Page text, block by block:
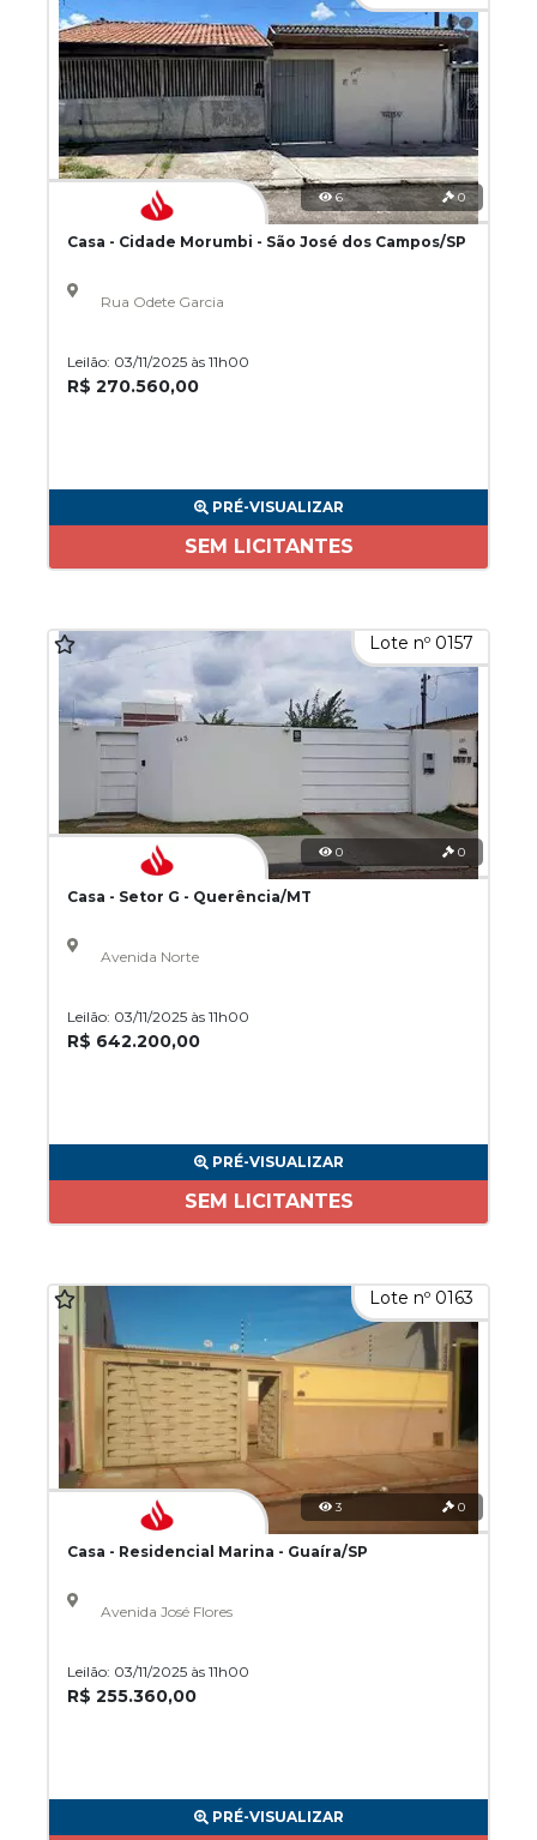
6 0
Casa - Cidade Morumbi - São José dos Campos/SP
Rua Odete Garcia
Leilão: 03/11/2025 às 11h00
R$ 270.560,00
PRÉ-VISUALIZAR
SEM LICITANTES
Lote nº 0157
0 0
Casa - Setor G - Querência/MT
Avenida Norte
Leilão: 03/11/2025 às 11h00
R$ 642.200,00
PRÉ-VISUALIZAR
SEM LICITANTES
Lote nº 0163
3 0
Casa - Residencial Marina - Guaíra/SP
Avenida José Flores
Leilão: 03/11/2025 às 11h00
R$ 255.360,00
PRÉ-VISUALIZAR